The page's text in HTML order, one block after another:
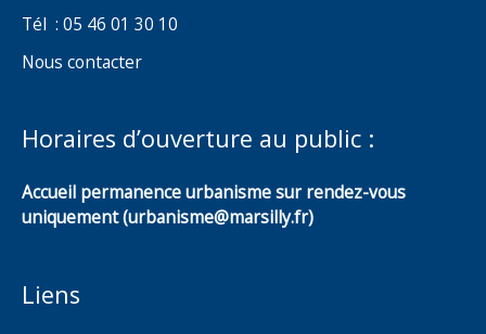
Tél : 05 46 01 30 10
Nous contacter
Horaires d’ouverture au public :
Accueil permanence urbanisme sur rendez-vous
uniquement (urbanisme@marsilly.fr)
Liens